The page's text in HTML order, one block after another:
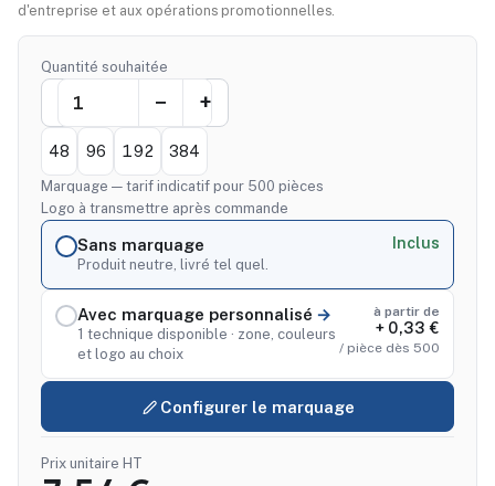
d'entreprise et aux opérations promotionnelles.
Quantité souhaitée
48 96 192 384
Marquage — tarif indicatif pour 500 pièces
Logo à transmettre après commande
Sans marquage
Produit neutre, livré tel quel.
Inclus
Avec marquage personnalisé
1 technique disponible · zone, couleurs
et logo au choix
à partir de
+ 0,33 €
/ pièce dès 500
Configurer le marquage
Prix unitaire HT